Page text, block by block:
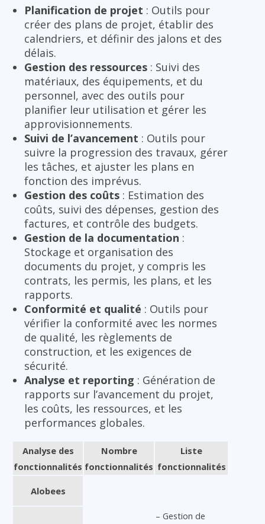
Planification de projet : Outils pour
créer des plans de projet, établir des
calendriers, et définir des jalons et des
délais.
Gestion des ressources : Suivi des
matériaux, des équipements, et du
personnel, avec des outils pour
planifier leur utilisation et gérer les
approvisionnements.
Suivi de l’avancement : Outils pour
suivre la progression des travaux, gérer
les tâches, et ajuster les plans en
fonction des imprévus.
Gestion des coûts : Estimation des
coûts, suivi des dépenses, gestion des
factures, et contrôle des budgets.
Gestion de la documentation :
Stockage et organisation des
documents du projet, y compris les
contrats, les permis, les plans, et les
rapports.
Conformité et qualité : Outils pour
vérifier la conformité avec les normes
de qualité, les règlements de
construction, et les exigences de
sécurité.
Analyse et reporting : Génération de
rapports sur l’avancement du projet,
les coûts, les ressources, et les
performances globales.
Analyse des
fonctionnalités
Nombre
fonctionnalités
Liste
fonctionnalités
Alobees
– Gestion de